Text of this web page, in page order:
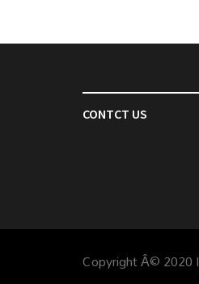
CONTCT US
Copyright Â© 2020